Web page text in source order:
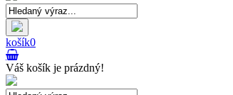
košík0
Váš košík je prázdný!